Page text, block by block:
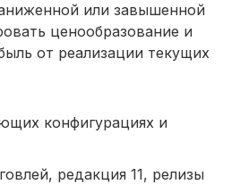
или завышенной
ценообразование и
от реализации текущих
конфигурациях и
редакция 11, релизы